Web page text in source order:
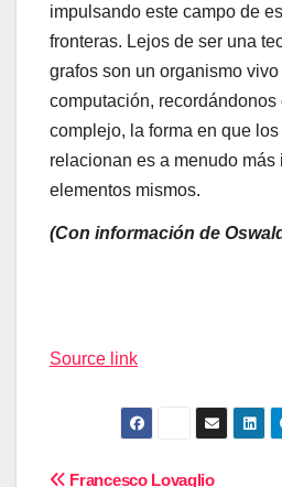
impulsando este campo de
fronteras. Lejos de ser una
grafos son un organismo
computación, recordándonos
complejo, la forma en que
relacionan es a menudo más
elementos mismos.
(Con información de
de
Source link
Francesco Lovaglio